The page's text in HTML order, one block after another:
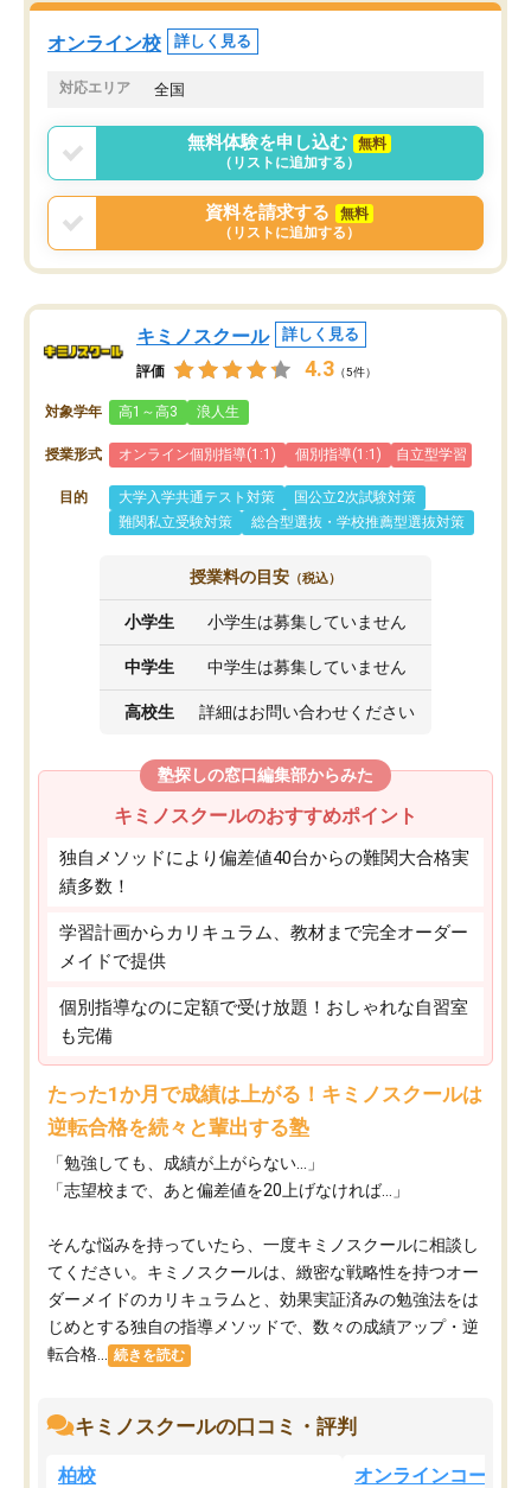
オンラインツールを使用した単語帳の
共有があり宿題もそちらで出される形
でした。
言う事で講師変更の申し出があり、あ
まりに短期での変更だった為、塾に通
う事にして退会しました。遅れも取り
戻せ、授業内容や講師の方は良かった
と思います。
くなってきたようなので
オンライン校 詳しく見る
対応エリア 全国
無料体験を申し込む
無料
（リストに追加する）
資料を請求する
無料
（リストに追加する）
キミノスクール 詳しく見る
評価 4.3 （5件）
対象学年 高1～高3 浪人生
授業形式 オンライン個別指導(1:1) 個別指導(1:1) 自立型学習
目的 大学入学共通テスト対策
国公立2次試験対策
難関私立受験対策
総合型選抜・学校推薦型選抜対策
授業料の目安 （税込）
小学生 小学生は募集していません
中学生 中学生は募集していません
高校生 詳細はお問い合わせください
塾探しの窓口編集部からみた
キミノスクールのおすすめポイント
独自メソッドにより偏差値40台からの難関大合格実
績多数！
学習計画からカリキュラム、教材まで完全オーダー
メイドで提供
個別指導なのに定額で受け放題！おしゃれな自習室
も完備
たった1か月で成績は上がる！キミノスクールは
逆転合格を続々と輩出する塾
「勉強しても、成績が上がらない…」
「志望校まで、あと偏差値を20上げなければ…」
そんな悩みを持っていたら、一度キミノスクールに相談し
てください。キミノスクールは、緻密な戦略性を持つオー
ダーメイドのカリキュラムと、効果実証済みの勉強法をは
じめとする独自の指導メソッドで、数々の成績アップ・逆
転合格...
続きを読む
キミノスクールの口コミ・評判
柏校 オンラインコース